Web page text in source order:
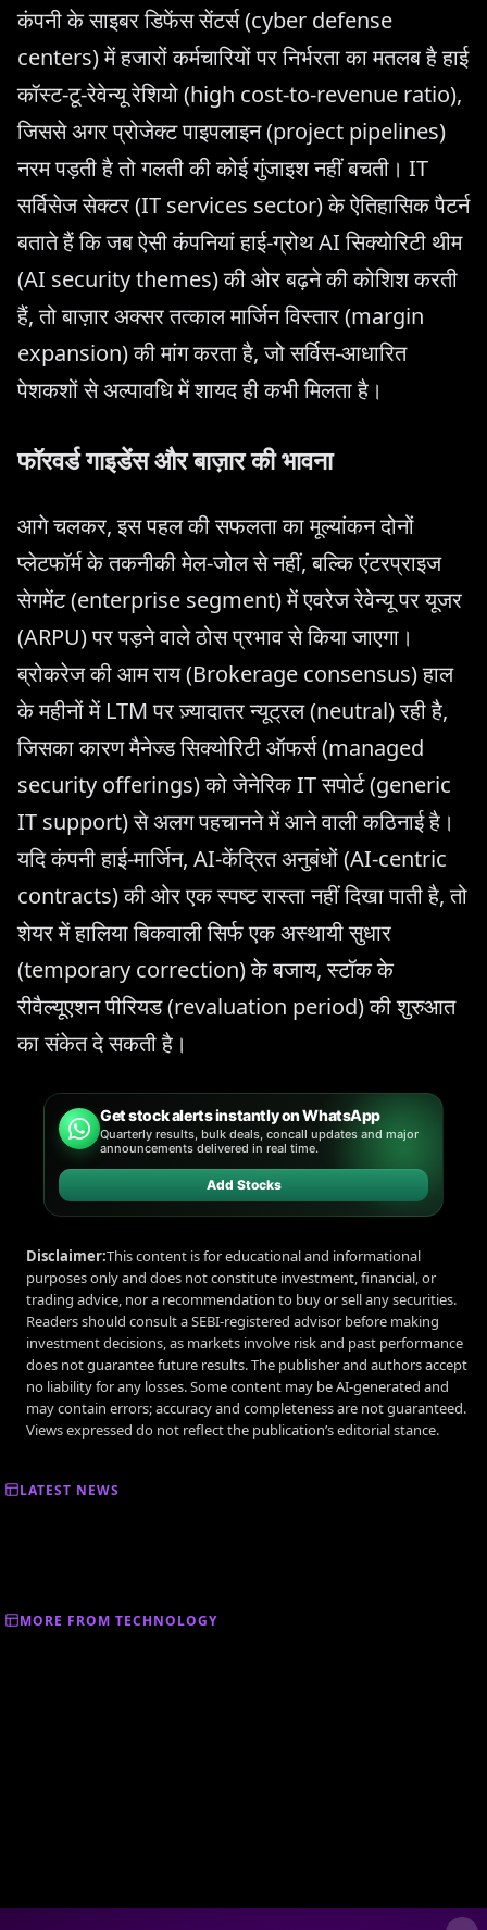
कंपनी के साइबर डिफेंस सेंटर्स (cyber defense
centers) में हजारों कर्मचारियों पर निर्भरता का मतलब है हाई
कॉस्ट-टू-रेवेन्यू रेशियो (high cost-to-revenue ratio),
जिससे अगर प्रोजेक्ट पाइपलाइन (project pipelines)
नरम पड़ती है तो गलती की कोई गुंजाइश नहीं बचती। IT
सर्विसेज सेक्टर (IT services sector) के ऐतिहासिक पैटर्न
बताते हैं कि जब ऐसी कंपनियां हाई-ग्रोथ AI सिक्योरिटी थीम
(AI security themes) की ओर बढ़ने की कोशिश करती
हैं, तो बाज़ार अक्सर तत्काल मार्जिन विस्तार (margin
expansion) की मांग करता है, जो सर्विस-आधारित
पेशकशों से अल्पावधि में शायद ही कभी मिलता है।
फॉरवर्ड गाइडेंस और बाज़ार की भावना
आगे चलकर, इस पहल की सफलता का मूल्यांकन दोनों
प्लेटफॉर्म के तकनीकी मेल-जोल से नहीं, बल्कि एंटरप्राइज
सेगमेंट (enterprise segment) में एवरेज रेवेन्यू पर यूजर
(ARPU) पर पड़ने वाले ठोस प्रभाव से किया जाएगा।
ब्रोकरेज की आम राय (Brokerage consensus) हाल
के महीनों में LTM पर ज़्यादातर न्यूट्रल (neutral) रही है,
जिसका कारण मैनेज्ड सिक्योरिटी ऑफर्स (managed
security offerings) को जेनेरिक IT सपोर्ट (generic
IT support) से अलग पहचानने में आने वाली कठिनाई है।
यदि कंपनी हाई-मार्जिन, AI-केंद्रित अनुबंधों (AI-centric
contracts) की ओर एक स्पष्ट रास्ता नहीं दिखा पाती है, तो
शेयर में हालिया बिकवाली सिर्फ एक अस्थायी सुधार
(temporary correction) के बजाय, स्टॉक के
रीवैल्यूएशन पीरियड (revaluation period) की शुरुआत
का संकेत दे सकती है।
Get stock alerts instantly on WhatsApp
Quarterly results, bulk deals, concall updates and major
announcements delivered in real time.
Add Stocks
Disclaimer:This content is for educational and informational
purposes only and does not constitute investment, financial, or
trading advice, nor a recommendation to buy or sell any securities.
Readers should consult a SEBI-registered advisor before making
investment decisions, as markets involve risk and past performance
does not guarantee future results. The publisher and authors accept
no liability for any losses. Some content may be AI-generated and
may contain errors; accuracy and completeness are not guaranteed.
Views expressed do not reflect the publication’s editorial stance.
LATEST NEWS
MORE FROM TECHNOLOGY